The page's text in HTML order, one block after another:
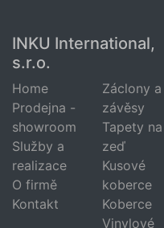
INKU International,
s.r.o.
Home
Prodejna -
showroom
Služby a
realizace
O firmě
Kontakt
Záclony a
závěsy
Tapety na
zeď
Kusové
koberce
Koberce
Vinylové